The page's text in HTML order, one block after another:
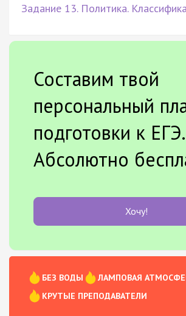
Задание 13. Политика.
Составим твой
персональный
подготовки к ЕГЭ.
Абсолютно
Хочу!
БЕЗ ВОДЫ
ЛАМПОВАЯ
КРУТЫЕ ПРЕПОДАВАТЕЛИ